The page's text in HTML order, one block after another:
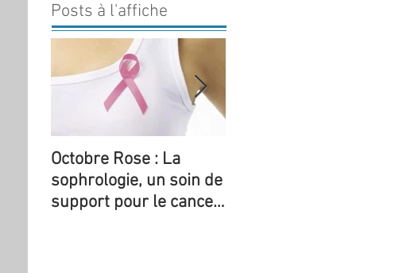
Posts à l'affiche
Octobre Rose : La
sophrologie, un soin de
support pour le cancer